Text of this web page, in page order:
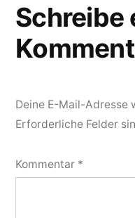
Schreibe
Deine E-Mail-
Erforderliche Felder
Kommentar *